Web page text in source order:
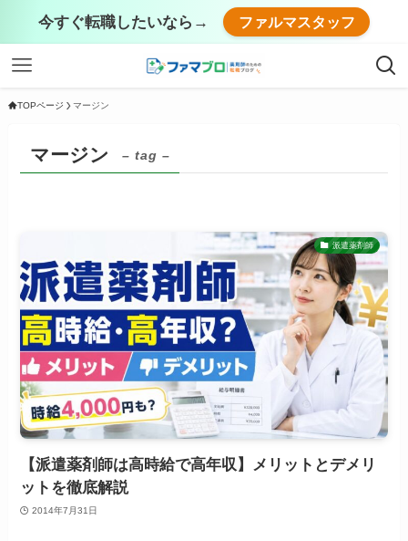
今すぐ転職したいなら→ ファルマスタッフ
TOPページ マージン
マージン – tag –
派遣薬剤師
【派遣薬剤師は高時給で高年収】メリットとデメリ
ットを徹底解説
2014年7月31日